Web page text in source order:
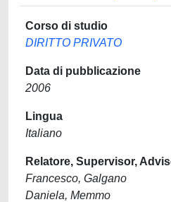
Corso di studio
DIRITTO PRIVATO
Data di pubblicazione
2006
Lingua
Italiano
Relatore, Supervisor,
Francesco, Galgano
Daniela, Memmo